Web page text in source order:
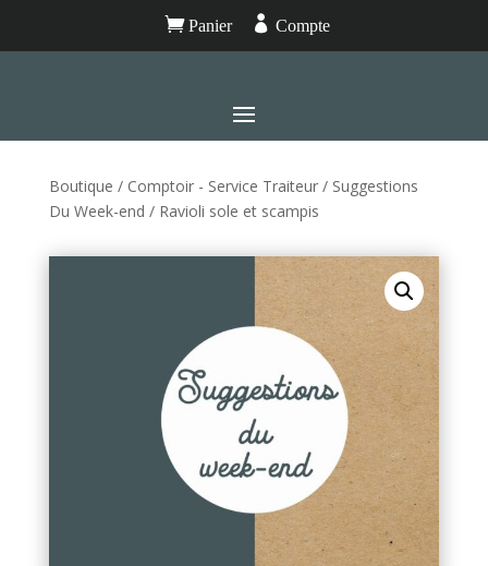
Panier  Compte
Boutique / Comptoir - Service Traiteur/ Suggestions
Du Week-end / Ravioli sole et scampis